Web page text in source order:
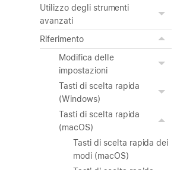
Utilizzo degli strumenti
avanzati
Riferimento
Modifica delle
impostazioni
Tasti di scelta rapida
(Windows)
Tasti di scelta rapida
(macOS)
Tasti di scelta rapida dei
modi (macOS)